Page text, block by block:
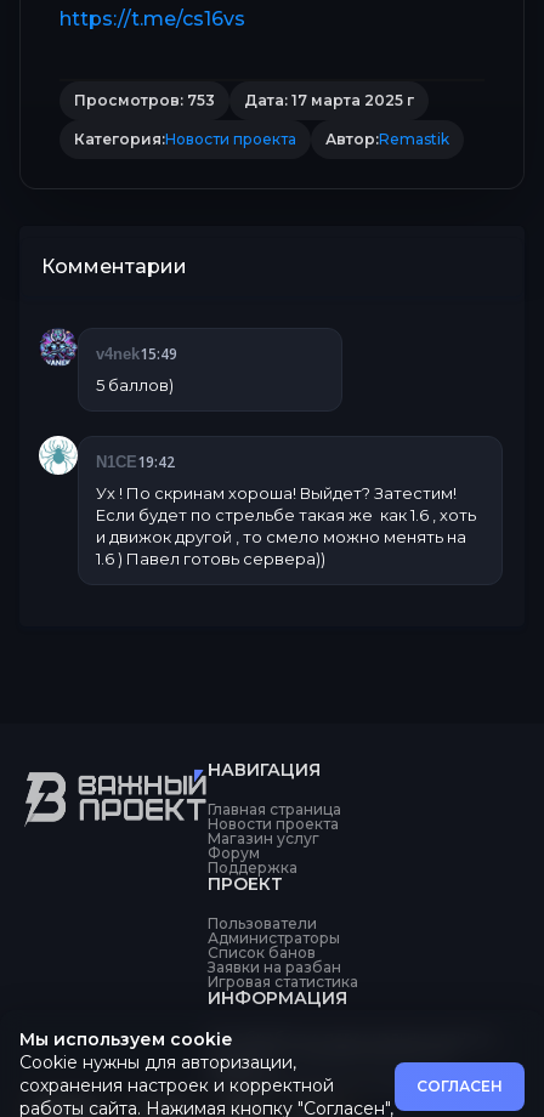
https://t.me/cs16vs
Просмотров: 753 Дата: 17 марта 2025 г
Категория:Новости проекта Автор:Remastik
Комментарии
v4nek15:49
5 баллов)
N1CE19:42
Ух ! По скринам хороша! Выйдет? Затестим!
Если будет по стрельбе такая же как 1.6 , хоть
и движок другой , то смело можно менять на
1.6 ) Павел готовь сервера))
НАВИГАЦИЯ
Главная страница
Новости проекта
Магазин услуг
Форум
Поддержка
ПРОЕКТ
Пользователи
Администраторы
Список банов
Заявки на разбан
Игровая статистика
ИНФОРМАЦИЯ
Об обработке персональных данных
Политика конфиденциальности
Оферта
Пользовательское соглашение
Мы используем cookie
Cookie нужны для авторизации,
сохранения настроек и корректной
работы сайта. Нажимая кнопку "Согласен",
СОГЛАСЕН